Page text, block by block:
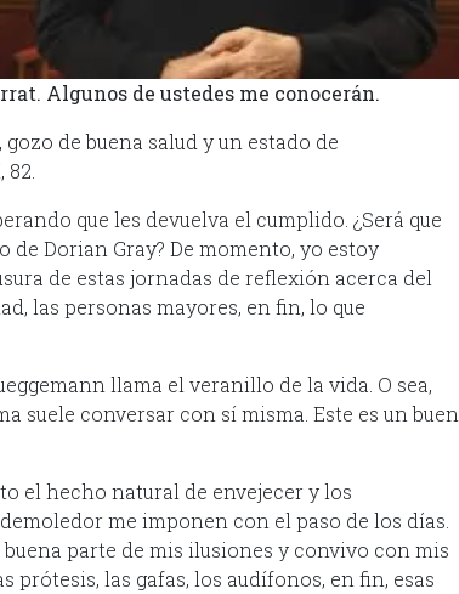
Algunos de ustedes me conocerán.
de buena salud y un estado de
que les devuelva el cumplido. ¿Será que
de Dorian Gray? De momento, yo estoy
de estas jornadas de reflexión acerca del
las personas mayores, en fin, lo que
llama el veranillo de la vida. O sea,
suele conversar con sí misma. Este es un buen
el hecho natural de envejecer y los
me imponen con el paso de los días.
parte de mis ilusiones y convivo con mis
prótesis, las gafas, los audífonos, en fin, esas